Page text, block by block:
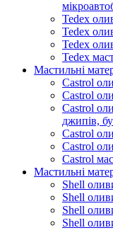
Tedex
Tedex
Tedex
Tedex
Мастильні
Castrol
Castrol
Castrol
джипів,
Castrol
Castrol
Castrol
Мастильні
Shell
Shell
Shell
Shell